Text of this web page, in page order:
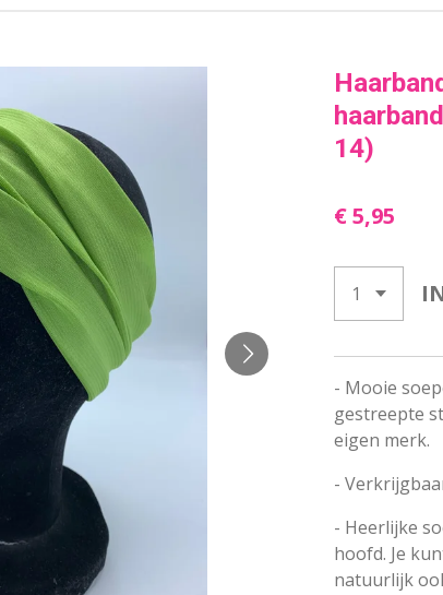
14)
€ 5,95
- Mooie
gestreepte
eigen merk.
-
- Heerlijke
hoofd. Je
natuurlijk